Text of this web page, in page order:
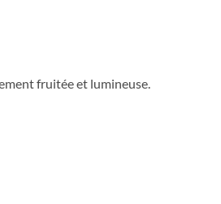
fruitée et lumineuse.